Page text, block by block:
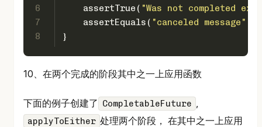
6
7
8
    assertTrue(
"Was not completed
    assertEquals(
"canceled message"
}
10、在两个完成的阶段其中之一上应用函数
下面的例子创建了 CompletableFuture
applyToEither 处理两个阶段， 在其中之一上应用